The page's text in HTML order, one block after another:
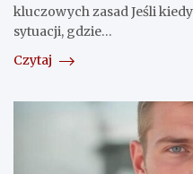
kluczowych zasad Jeśli
sytuacji, gdzie…
Czytaj